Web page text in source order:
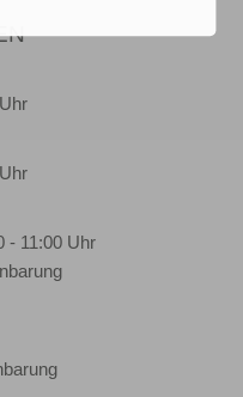
- 11:00 Uhr